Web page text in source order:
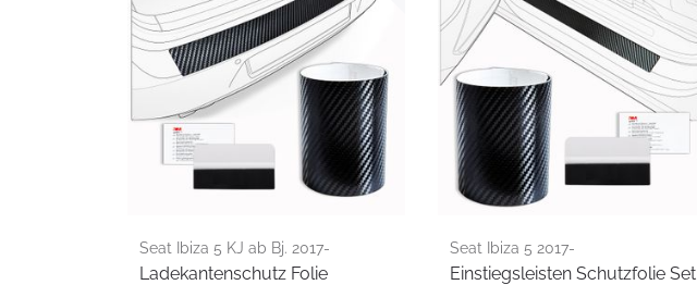
Seat Ibiza 5 KJ ab Bj. 2017-
Ladekantenschutz Folie
Seat Ibiza 5 2017-
Einstiegsleisten Schutzfolie Set